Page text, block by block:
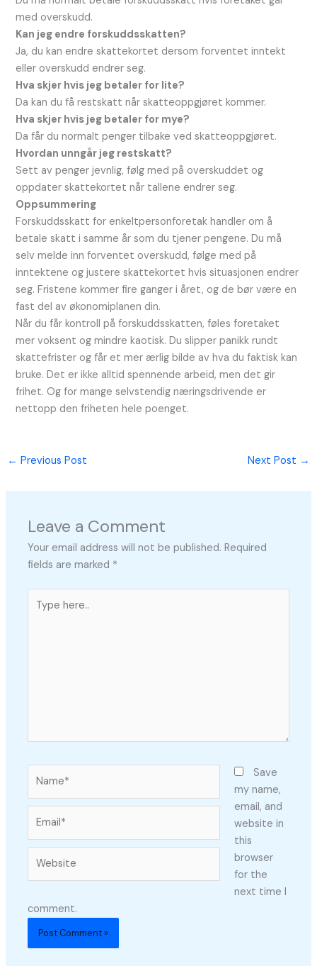
med overskudd.
Kan jeg endre forskuddsskatten?
Ja, du kan endre skattekortet dersom forventet inntekt
eller overskudd endrer seg.
Hva skjer hvis jeg betaler for lite?
Da kan du få restskatt når skatteoppgjøret kommer.
Hva skjer hvis jeg betaler for mye?
Da får du normalt penger tilbake ved skatteoppgjøret.
Hvordan unngår jeg restskatt?
Sett av penger jevnlig, følg med på overskuddet og
oppdater skattekortet når tallene endrer seg.
Oppsummering
Forskuddsskatt for enkeltpersonforetak handler om å
betale skatt i samme år som du tjener pengene. Du må
selv melde inn forventet overskudd, følge med på
inntektene og justere skattekortet hvis situasjonen endrer
seg. Fristene kommer fire ganger i året, og de bør være en
fast del av økonomiplanen din.
Når du får kontroll på forskuddsskatten, føles foretaket
mer voksent og mindre kaotisk. Du slipper panikk rundt
skattefrister og får et mer ærlig bilde av hva du faktisk kan
bruke. Det er ikke alltid spennende arbeid, men det gir
frihet. Og for mange selvstendig næringsdrivende er
nettopp den friheten hele poenget.
← Previous Post Next Post →
Leave a Comment
Your email address will not be published. Required
fields are marked *
here..
Save
my name,
email, and
website in
this
browser
for the
next time I
comment.